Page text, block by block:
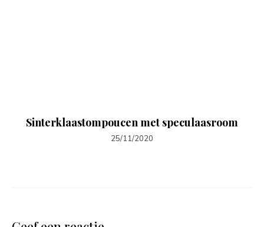
Sinterklaastompoucen met speculaasroom
25/11/2020